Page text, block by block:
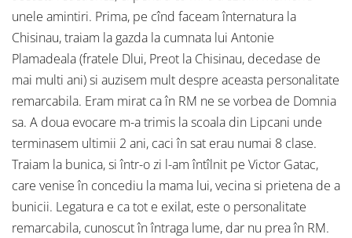
unele amintiri. Prima, pe cînd faceam înternatura la
Chisinau, traiam la gazda la cumnata lui Antonie
Plamadeala (fratele Dlui, Preot la Chisinau, decedase de
mai multi ani) si auzisem mult despre aceasta personalitate
remarcabila. Eram mirat ca în RM ne se vorbea de Domnia
sa. A doua evocare m-a trimis la scoala din Lipcani unde
terminasem ultimii 2 ani, caci în sat erau numai 8 clase.
Traiam la bunica, si într-o zi l-am întîlnit pe Victor Gatac,
care venise în concediu la mama lui, vecina si prietena de a
bunicii. Legatura e ca tot e exilat, este o personalitate
remarcabila, cunoscut în întraga lume, dar nu prea în RM.